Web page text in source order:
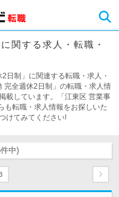
関する求人・転職・
日制」に関連する転職・求人・
完全週休2日制」の転職・求人情
載しています。「江東区 営業事
も転職・求人情報をお探しいた
けてみてください!
中)